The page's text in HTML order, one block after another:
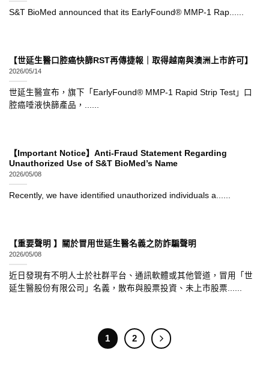
S&T BioMed announced that its EarlyFound® MMP-1 Rap......
【世延生醫口腔癌快篩RST再傳捷報｜取得越南與澳洲上市許可】
2026/05/14
世延生醫宣布，旗下「EarlyFound® MMP-1 Rapid Strip Test」口
腔癌唾液快篩產品，......
【Important Notice】Anti-Fraud Statement Regarding
Unauthorized Use of S&T BioMed’s Name
2026/05/08
Recently, we have identified unauthorized individuals a......
【重要聲明 】關於冒用世延生醫名義之防詐騙聲明
2026/05/08
近日發現有不明人士於社群平台、通訊軟體或其他管道，冒用「世
延生醫股份有限公司」名義，散布與股票投資、未上市股票......
1 2